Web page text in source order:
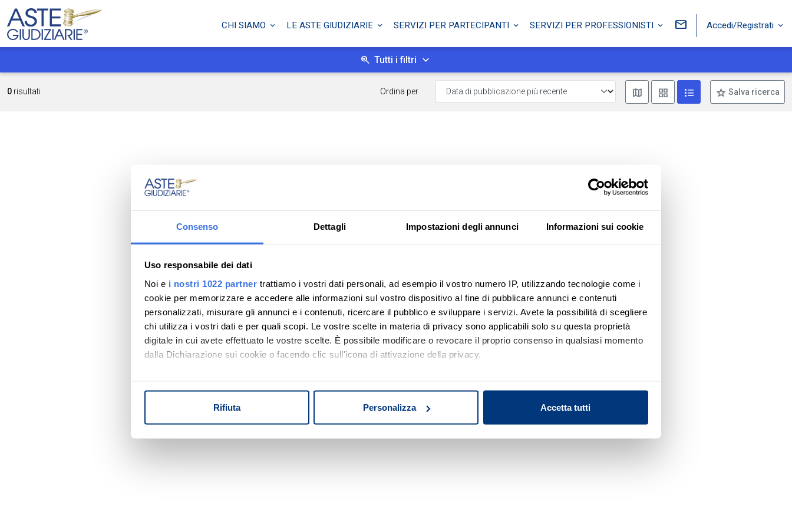
Consenso Dettagli Impostazioni degli annunci Informazioni sui cookie
Uso responsabile dei dati
Noi e i nostri 1022 partner trattiamo i vostri dati personali, ad esempio il vostro numero IP, utilizzando tecnologie come i
cookie per memorizzare e accedere alle informazioni sul vostro dispositivo al fine di pubblicare annunci e contenuti
personalizzati, misurare gli annunci e i contenuti, ricercare il pubblico e sviluppare i servizi. Avete la possibilità di scegliere
chi utilizza i vostri dati e per quali scopi. Le vostre scelte in materia di privacy sono applicabili solo su questa proprietà
digitale in cui avete effettuato le vostre scelte. È possibile modificare o revocare il proprio consenso in qualsiasi momento
dalla Dichiarazione sui cookie o facendo clic sull'icona di attivazione della privacy.
Identificare il tuo dispositivo, scansionandolo attivamente alla ricerca di caratteristiche specifiche (impronte
digitali).
Rifiuta Personalizza Accetta tutti
CHI SIAMO LE ASTE GIUDIZIARIE SERVIZI PER PARTECIPANTI SERVIZI PER PROFESSIONISTI Accedi/Registrati
Tutti i filtri
0 risultati Ordina per Mostra mappaMostra come box
Mostra come lista
Salva ricerca
Nessun risultato di ricerca
Prova a modificare o rimuovere alcuni filtri o
a cambiare l'area di ricerca.